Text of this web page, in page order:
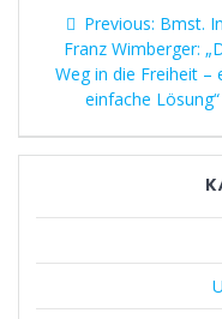
Previous: Previous
post:
Bmst.
Franz Wimberger:
Weg in die Freiheit –
einfache Lösung“